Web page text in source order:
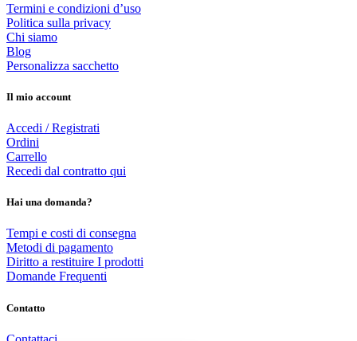
Termini e condizioni d’uso
Politica sulla privacy
Chi siamo
Blog
Personalizza sacchetto
Il mio account
Accedi / Registrati
Ordini
Carrello
Recedi dal contratto qui
Hai una domanda?
Tempi e costi di consegna
Metodi di pagamento
Diritto a restituire I prodotti
Domande Frequenti
Contatto